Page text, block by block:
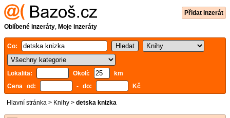
Přidat inzerát
Oblíbené inzeráty, Moje inzeráty
Co:
Lokalita: Okolí:
km
Cena od:
- do: Kč
Hlavní stránka > Knihy > detska knizka